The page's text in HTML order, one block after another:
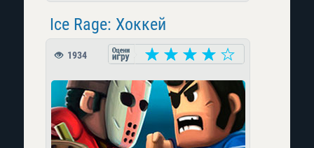
Ice Rage: Хоккей
1934